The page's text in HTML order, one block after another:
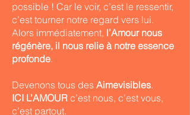
possible ! Car le voir, c’est le ressentir,
c’est tourner notre regard vers lui.
Alors immédiatement, l’Amour nous
régénère, il nous relie à notre essence
profonde.
Devenons tous des Aimevisibles.
ICI L’AMOUR c’est nous, c’est vous,
c’est partout.